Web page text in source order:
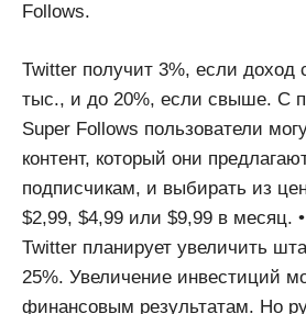
Follows.
Twitter получит 3%, если доход
тыс., и до 20%, если свыше. С
Super Follows пользователи
контент, который они
подписчикам, и выбирать из
$2,99, $4,99 или $9,99 в месяц.
Twitter планирует увеличить
25%. Увеличение инвестиций
финансовым результатам. Но